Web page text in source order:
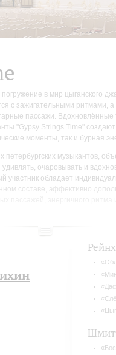
в мир цыганского
с зажигательными ритмами,
пассажи. Вдохновлённые
"Gypsy Strings Time"
моменты, так и бурная
музыкантов,
очаровывать и
участник обладает
составе, эффективно